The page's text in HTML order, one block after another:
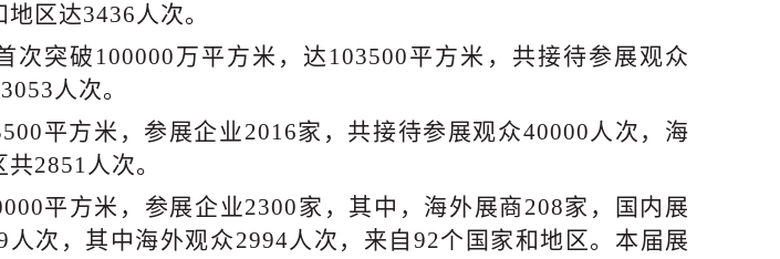
区达3436人次。
次突破100000万平方米，达103500平方米，共接待参展观众
人次。
平方米，参展企业2016家 ， 共接待参展观众40000人次，海
2851人次。
平方米，参展企业2300家 ， 其中，海外展商208家，国内展
人次，其中海外观众2994人次，来自92个国家和地区。本届展